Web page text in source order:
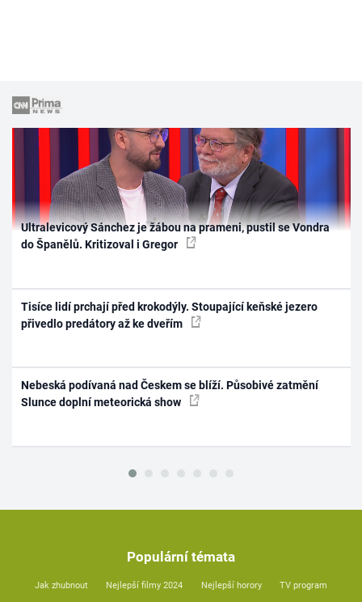
Ultralevicový Sánchez je žábou na prameni, pustil se Vondra
do Španělů. Kritizoval i Gregor
Tisíce lidí prchají před krokodýly. Stoupající keňské jezero
přivedlo predátory až ke dveřím
Nebeská podívaná nad Českem se blíží. Působivé zatmění
Slunce doplní meteorická show
Populární témata
Jak zhubnout Nejlepší filmy 2024 Nejlepší horory TV program